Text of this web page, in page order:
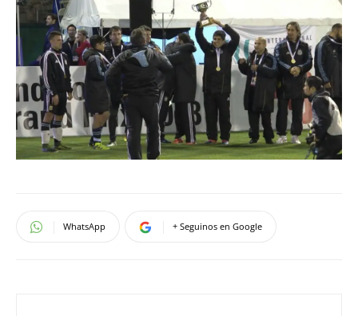
WhatsApp + Seguinos en Google